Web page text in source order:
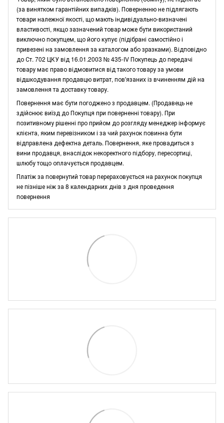
(за винятком гарантійних випадків). Поверненню не підлягають
товари належної якості, що мають індивідуально-визначені
властивості, якщо зазначений товар може бути використаний
виключно покупцем, що його купує (підібрані самостійно і
привезені на замовлення за каталогом або зразками). Відповідно
до Ст. 702 ЦКУ від 16.01.2003 № 435-IV Покупець до передачі
товару має право відмовитися від такого товару за умови
відшкодування продавцю витрат, пов'язаних із вчиненням дій на
замовлення та доставку товару.
Повернення має бути погоджено з продавцем. (Продавець не
здійснює виїзд до Покупця при поверненні товару). При
позитивному рішенні про прийом до розгляду менеджер інформує
клієнта, яким перевізником і за чий рахунок повинна бути
відправлена дефектна деталь. Повернення, яке провадиться з
вини продавця, внаслідок некоректного підбору, пересортиці,
шлюбу тощо оплачується продавцем.
Платіж за повернутий товар перераховується на рахунок покупця
не пізніше ніж за 8 календарних днів з дня проведення
повернення